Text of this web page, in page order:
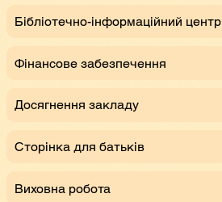
Бібліотечно-інформаційний центр
Фінансове забезпечення
Досягнення закладу
Сторінка для батьків
Виховна робота